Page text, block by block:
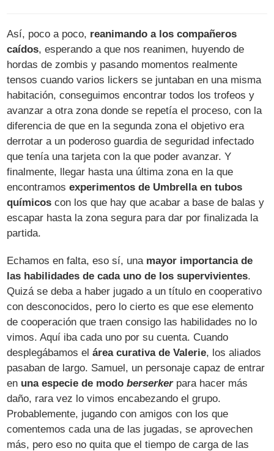
Así, poco a poco, reanimando a los compañeros
caídos, esperando a que nos reanimen, huyendo de
hordas de zombis y pasando momentos realmente
tensos cuando varios lickers se juntaban en una misma
habitación, conseguimos encontrar todos los trofeos y
avanzar a otra zona donde se repetía el proceso, con la
diferencia de que en la segunda zona el objetivo era
derrotar a un poderoso guardia de seguridad infectado
que tenía una tarjeta con la que poder avanzar. Y
finalmente, llegar hasta una última zona en la que
encontramosexperimentos de Umbrella en tubos
químicos con los que hay que acabar a base de balas y
escapar hasta la zona segura para dar por finalizada la
partida.
Echamos en falta, eso sí, una mayor importancia de
las habilidades de cada uno de los supervivientes.
Quizá se deba a haber jugado a un título en cooperativo
con desconocidos, pero lo cierto es que ese elemento
de cooperación que traen consigo las habilidades no lo
vimos. Aquí iba cada uno por su cuenta. Cuando
desplegábamos elárea curativa de Valerie, los aliados
pasaban de largo. Samuel, un personaje capaz de entrar
en una especie de modoberserkerpara hacer más
daño, rara vez lo vimos encabezando el grupo.
Probablemente, jugando con amigos con los que
comentemos cada una de las jugadas, se aprovechen
más, pero eso no quita que el tiempo de carga de las